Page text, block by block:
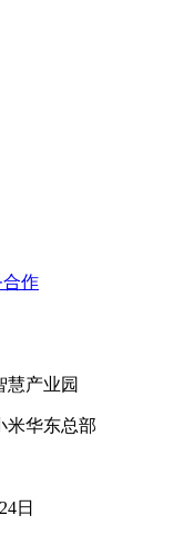
作
慧产业园
米华东总部
日